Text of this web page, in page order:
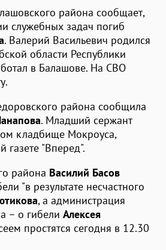
района сообщает,
служебных задач погиб
. Валерий Васильевич родился
области Республики
в Балашове. На СВО
района сообщила
. Младший сержант
кладбище Мокроуса,
газете "Вперед".
района Василий Басов
"в результате несчастного
, а администрация
– о гибели Алексея
простятся сегодня в 12.30